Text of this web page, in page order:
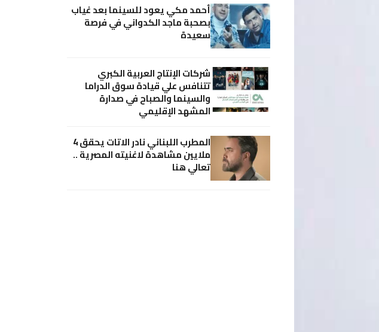
أحمد مكي يعود للسينما بعد غياب
بصحبة ماجد الكدواني في فرصة
سعيدة
شركات الإنتاج العربية الكبري
تتنافس علي قيادة سوق الدراما
والسينما والصباح في صدارة
المشهد الإقليمي
المطرب اللبناني نادر الاتات يحقق 4
ملايين مشاهدة لاغنيته المصرية ..
تعالي هنا